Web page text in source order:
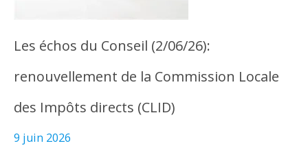
Les échos du Conseil (2/06/26):
renouvellement de la Commission Locale
des Impôts directs (CLID)
9 juin 2026